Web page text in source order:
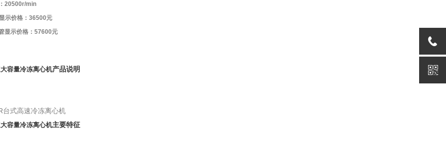
20500r/min
示价格：36500元
显示价格：57600元
容量冷冻离心机产品说明
台式高速冷冻离心机
容量冷冻离心机主要特征